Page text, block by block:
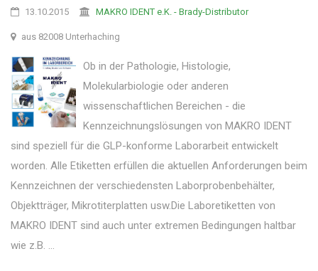
13.10.2015 MAKRO IDENT e.K. - Brady-Distributor
aus 82008 Unterhaching
Ob in der Pathologie, Histologie,
Molekularbiologie oder anderen
wissenschaftlichen Bereichen - die
Kennzeichnungslösungen von MAKRO IDENT
sind speziell für die GLP-konforme Laborarbeit entwickelt
worden. Alle Etiketten erfüllen die aktuellen Anforderungen beim
Kennzeichnen der verschiedensten Laborprobenbehälter,
Objektträger, Mikrotiterplatten usw.Die Laboretiketten von
MAKRO IDENT sind auch unter extremen Bedingungen haltbar
wie z.B. ...